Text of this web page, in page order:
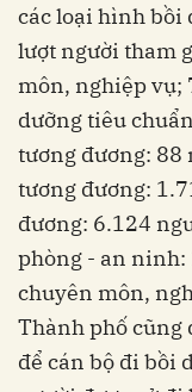
các loại hình bồi
lượt người tham
môn, nghiệp vụ;
dưỡng tiêu
tương đương: 88
tương đương:
đương: 6.124
phòng - an ninh:
chuyên môn,
Thành phố cũng
để cán bộ đi bồi